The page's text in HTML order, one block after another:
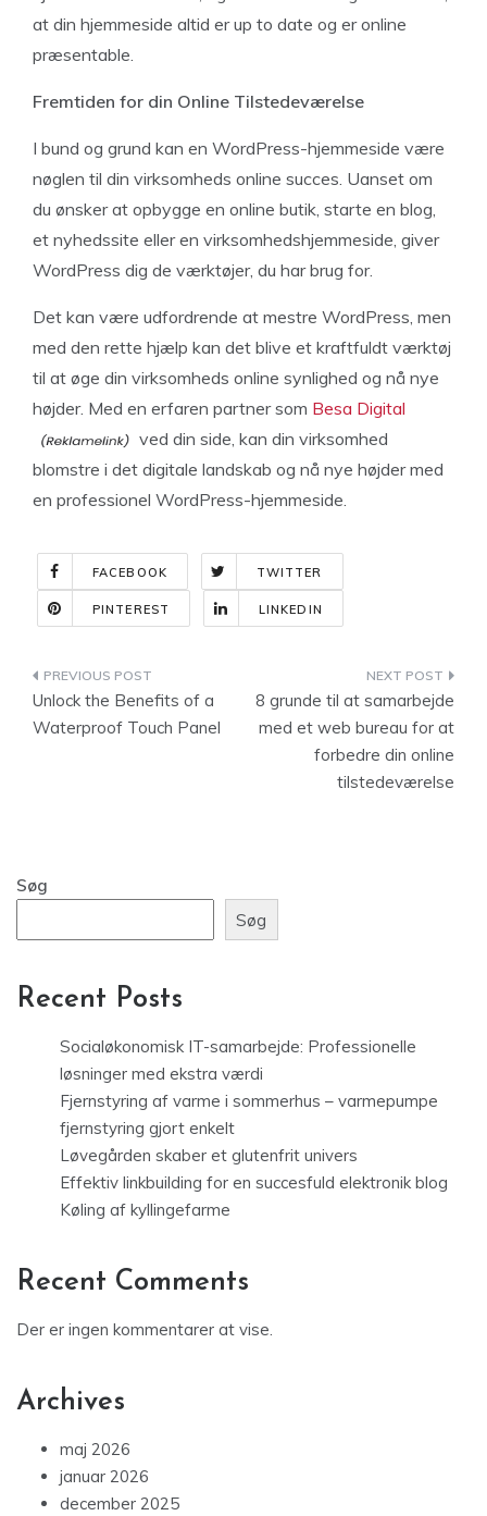
at din hjemmeside altid er up to date og er online
præsentable.
Fremtiden for din Online Tilstedeværelse
I bund og grund kan en WordPress-hjemmeside være
nøglen til din virksomheds online succes. Uanset om
du ønsker at opbygge en online butik, starte en blog,
et nyhedssite eller en virksomhedshjemmeside, giver
WordPress dig de værktøjer, du har brug for.
Det kan være udfordrende at mestre WordPress, men
med den rette hjælp kan det blive et kraftfuldt værktøj
til at øge din virksomheds online synlighed og nå nye
højder. Med en erfaren partner som Besa Digital
ved din side, kan din virksomhed
blomstre i det digitale landskab og nå nye højder med
en professionel WordPress-hjemmeside.
FACEBOOK TWITTER
PINTEREST LINKEDIN
Indlægsnavigation
Unlock the Benefits of a
Waterproof Touch Panel
8 grunde til at samarbejde
med et web bureau for at
forbedre din online
tilstedeværelse
Søg
Søg
Recent Posts
Socialøkonomisk IT-samarbejde: Professionelle
løsninger med ekstra værdi
Fjernstyring af varme i sommerhus – varmepumpe
fjernstyring gjort enkelt
Løvegården skaber et glutenfrit univers
Effektiv linkbuilding for en succesfuld elektronik blog
Køling af kyllingefarme
Recent Comments
Der er ingen kommentarer at vise.
Archives
maj 2026
januar 2026
december 2025